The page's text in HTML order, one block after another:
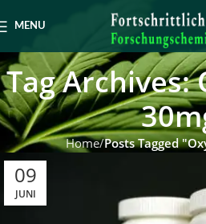
MENU
Tag Archives:
Home Posts Tagged
09
JUNI